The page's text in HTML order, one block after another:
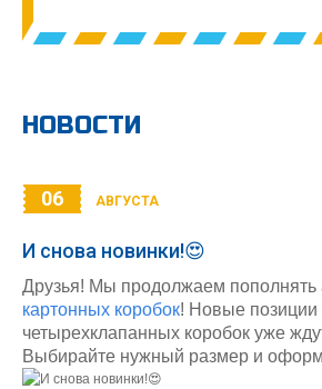
НОВОСТИ
06 АВГУСТА
И снова новинки!😍
Друзья! Мы продолжаем пополнять
картонных коробок! Новые
четырехклапанных коробок уже
Выбирайте нужный размер и